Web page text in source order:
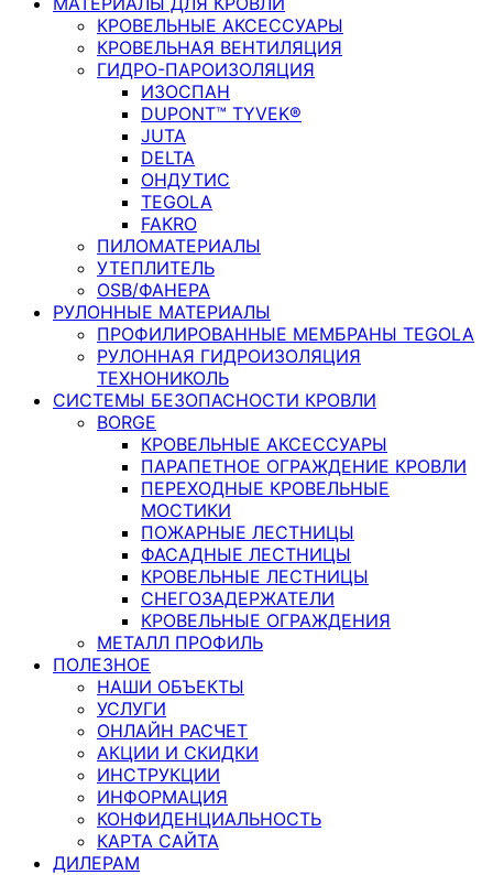
КРОВЕЛЬНЫЕ АКСЕССУАРЫ
КРОВЕЛЬНАЯ ВЕНТИЛЯЦИЯ
ГИДРО-ПАРОИЗОЛЯЦИЯ
ИЗОСПАН
DUPONT™ TYVEK®
JUTA
DELTA
ОНДУТИС
TEGOLA
FAKRO
ПИЛОМАТЕРИАЛЫ
УТЕПЛИТЕЛЬ
OSB/ФАНЕРА
РУЛОННЫЕ МАТЕРИАЛЫ
ПРОФИЛИРОВАННЫЕ МЕМБРАНЫ TEGOLA
РУЛОННАЯ ГИДРОИЗОЛЯЦИЯ
ТЕХНОНИКОЛЬ
СИСТЕМЫ БЕЗОПАСНОСТИ КРОВЛИ
BORGE
КРОВЕЛЬНЫЕ АКСЕССУАРЫ
ПАРАПЕТНОЕ ОГРАЖДЕНИЕ КРОВЛИ
ПЕРЕХОДНЫЕ КРОВЕЛЬНЫЕ
МОСТИКИ
ПОЖАРНЫЕ ЛЕСТНИЦЫ
ФАСАДНЫЕ ЛЕСТНИЦЫ
КРОВЕЛЬНЫЕ ЛЕСТНИЦЫ
СНЕГОЗАДЕРЖАТЕЛИ
КРОВЕЛЬНЫЕ ОГРАЖДЕНИЯ
МЕТАЛЛ ПРОФИЛЬ
ПОЛЕЗНОЕ
НАШИ ОБЪЕКТЫ
УСЛУГИ
ОНЛАЙН РАСЧЕТ
АКЦИИ И СКИДКИ
ИНСТРУКЦИИ
ИНФОРМАЦИЯ
КОНФИДЕНЦИАЛЬНОСТЬ
КАРТА САЙТА
ДИЛЕРАМ